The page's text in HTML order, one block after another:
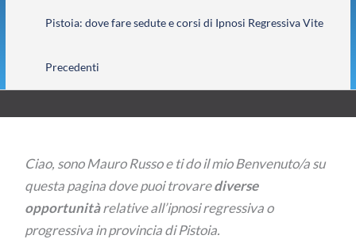
Pistoia: dove fare sedute e corsi di Ipnosi Regressiva Vite
Precedenti
Ciao, sono Mauro Russo e ti do il mio Benvenuto/a su
questa pagina dove puoi trovarediverse
opportunitàrelative all’ipnosi regressiva o
progressiva in provincia di Pistoia.